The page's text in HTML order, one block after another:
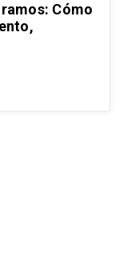
Cómo